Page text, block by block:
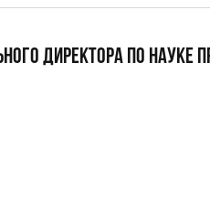
ДИРЕКТОРА ПО НАУКЕ